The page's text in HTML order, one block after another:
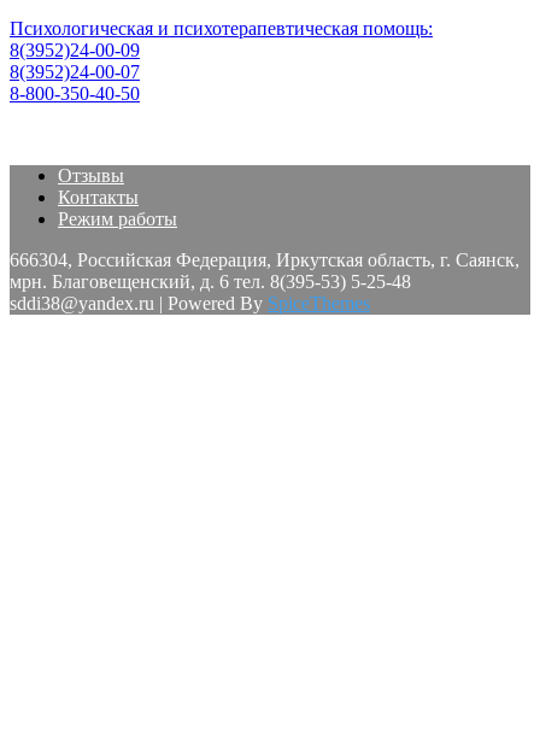
Психологическая и психотерапевтическая помощь:
8(3952)24-00-09
8(3952)24-00-07
8-800-350-40-50
Отзывы
Контакты
Режим работы
666304, Российская Федерация, Иркутская область, г. Саянск,
мрн. Благовещенский, д. 6 тел. 8(395-53) 5-25-48
sddi38@yandex.ru | Powered By SpiceThemes